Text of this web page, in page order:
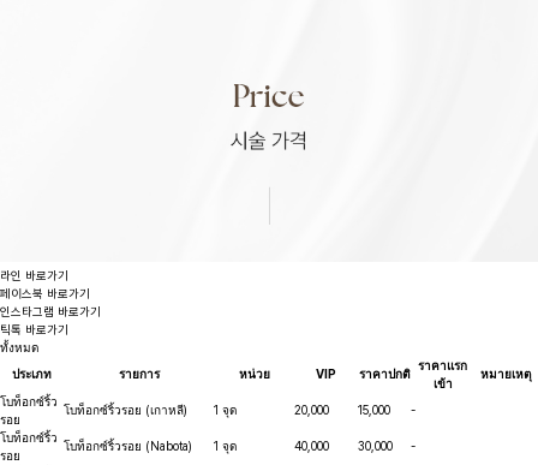
라인 바로가기
페이스북 바로가기
인스타그램 바로가기
틱톡 바로가기
ทั้งหมด
ประเภท
รายการ หน่วย VIP ราคาปกติ
ราคาแรก
เข้า
หมายเหตุ
โบท็อกซ์ริ้ว
รอย
โบท็อกซ์ริ้วรอย (เกาหลี) 1 จุด 20,000 15,000 -
โบท็อกซ์ริ้ว
รอย
โบท็อกซ์ริ้วรอย (Nabota) 1 จุด 40,000 30,000 -